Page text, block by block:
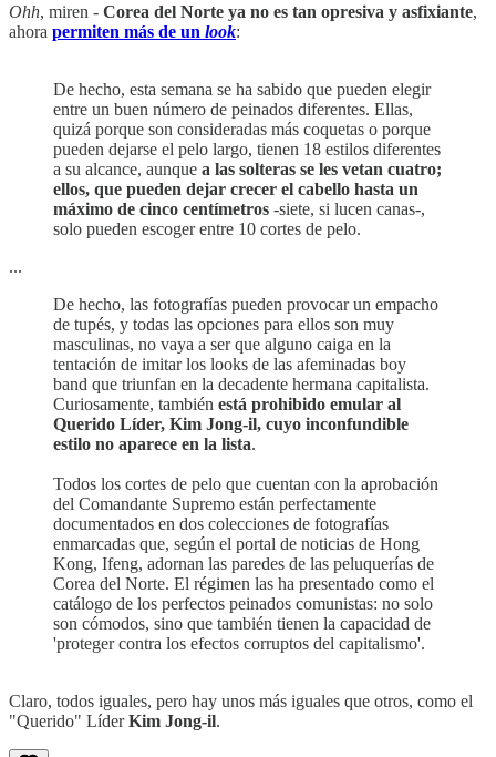
Ohh, miren - Corea del Norte ya no es tan opresiva y asfixiante,
ahora permiten más de un look:
De hecho, esta semana se ha sabido que pueden elegir
entre un buen número de peinados diferentes. Ellas,
quizá porque son consideradas más coquetas o porque
pueden dejarse el pelo largo, tienen 18 estilos diferentes
a su alcance, aunque a las solteras se les vetan cuatro;
ellos, que pueden dejar crecer el cabello hasta un
máximo de cinco centímetros -siete, si lucen canas-,
solo pueden escoger entre 10 cortes de pelo.
...
De hecho, las fotografías pueden provocar un empacho
de tupés, y todas las opciones para ellos son muy
masculinas, no vaya a ser que alguno caiga en la
tentación de imitar los looks de las afeminadas boy
band que triunfan en la decadente hermana capitalista.
Curiosamente, también está prohibido emular al
Querido Líder, Kim Jong-il, cuyo inconfundible
estilo no aparece en la lista.
Todos los cortes de pelo que cuentan con la aprobación
del Comandante Supremo están perfectamente
documentados en dos colecciones de fotografías
enmarcadas que, según el portal de noticias de Hong
Kong, Ifeng, adornan las paredes de las peluquerías de
Corea del Norte. El régimen las ha presentado como el
catálogo de los perfectos peinados comunistas: no solo
son cómodos, sino que también tienen la capacidad de
'proteger contra los efectos corruptos del capitalismo'.
Claro, todos iguales, pero hay unos más iguales que otros, como el
"Querido" LíderKim Jong-il.